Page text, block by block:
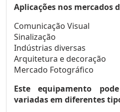
Aplicações nos mercados
Comunicação Visual
Sinalização
Indústrias diversas
Arquitetura e decoração
Mercado Fotográfico
Este equipamento
variadas em diferentes